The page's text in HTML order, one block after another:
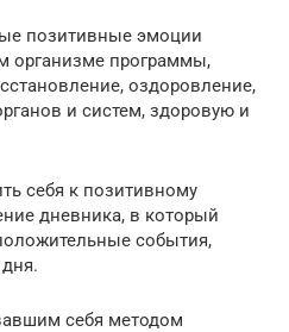
позитивные эмоции
организме программы,
оздоровление,
и систем, здоровую и
себя к позитивному
дневника, в который
события,
себя методом